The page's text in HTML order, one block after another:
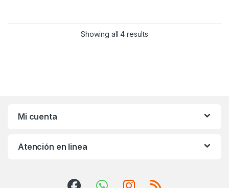
Showing all 4 results
Mi cuenta
Atención en linea